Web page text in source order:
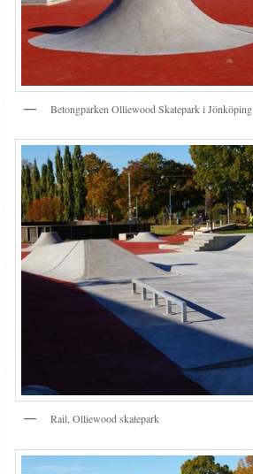
Betongparken Olliewood Skatepark i Jönköping
Rail, Olliewood skatepark